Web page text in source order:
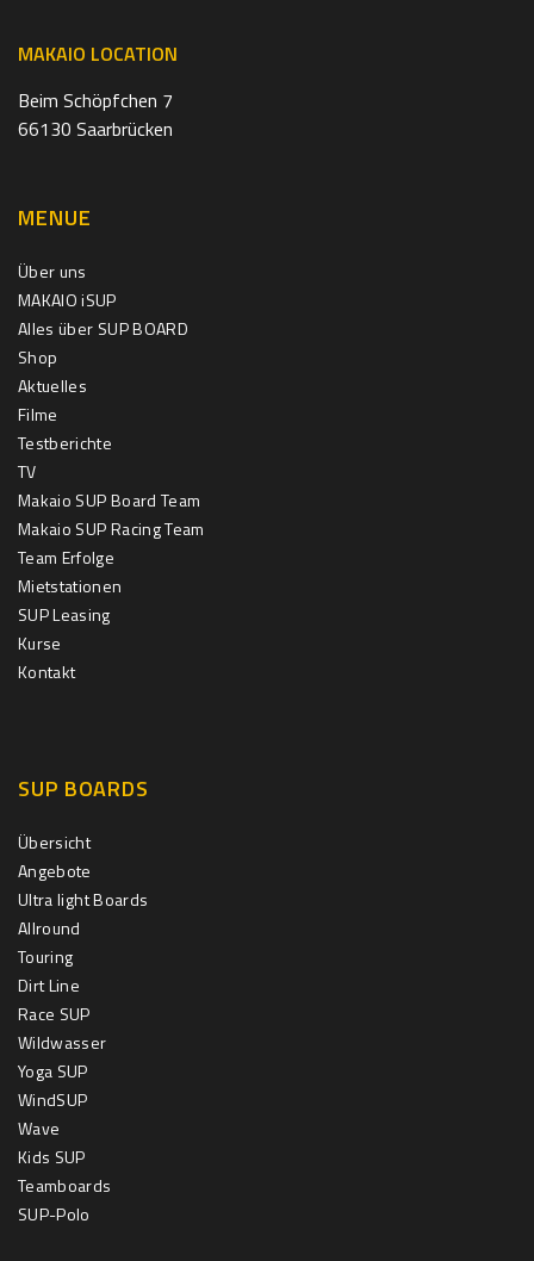
MAKAIO LOCATION
Beim Schöpfchen 7
66130 Saarbrücken
MENUE
Über uns
MAKAIO iSUP
Alles über SUP BOARD
Shop
Aktuelles
Filme
Testberichte
TV
Makaio SUP Board Team
Makaio SUP Racing Team
Team Erfolge
Mietstationen
SUP Leasing
Kurse
Kontakt
SUP BOARDS
Übersicht
Angebote
Ultra light Boards
Allround
Touring
Dirt Line
Race SUP
Wildwasser
Yoga SUP
WindSUP
Wave
Kids SUP
Teamboards
SUP-Polo